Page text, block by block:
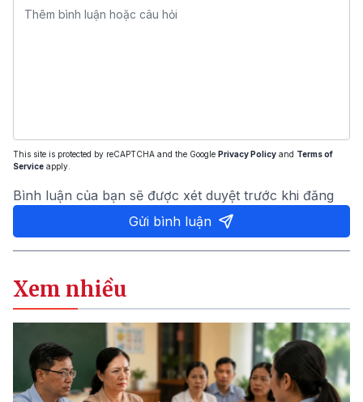
This site is protected by reCAPTCHA and the Google Privacy Policy and Terms of
Service apply.
Bình luận của bạn sẽ được xét duyệt trước khi đăng
Gửi bình luận
Xem nhiều